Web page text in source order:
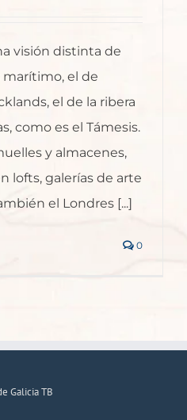
visión distinta de
marítimo, el de
el de la ribera
como es el Támesis.
y almacenes,
lofts, galerías de arte
el Londres [...]
0
Galicia TB